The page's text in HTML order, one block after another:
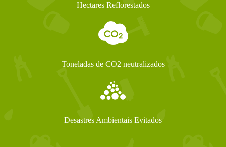
Hectares Reflorestados
Toneladas de CO2 neutralizados
Desastres Ambientais Evitados